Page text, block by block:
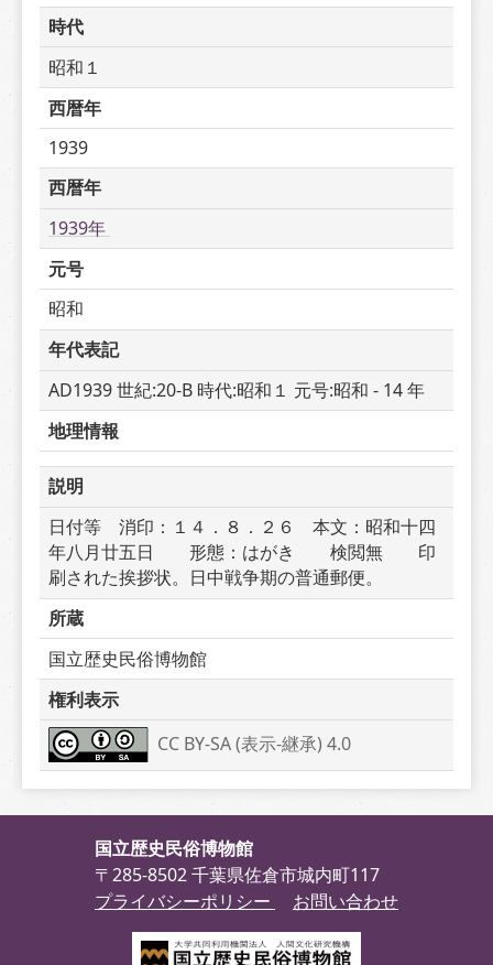
時代
昭和１
西暦年
1939
西暦年
1939年
元号
昭和
年代表記
AD1939 世紀:20-B 時代:昭和１ 元号:昭和 - 14 年
地理情報
説明
日付等　消印：１４．８．２６　本文：昭和十四
年八月廿五日　　形態：はがき　　検閲無　　印
刷された挨拶状。日中戦争期の普通郵便。
所蔵
国立歴史民俗博物館
権利表示
CC BY-SA (表示-継承) 4.0
国立歴史民俗博物館
〒285-8502 千葉県佐倉市城内町117
プライバシーポリシー
お問い合わせ